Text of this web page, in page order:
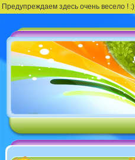
Предупреждаем здесь очень весело ! :)